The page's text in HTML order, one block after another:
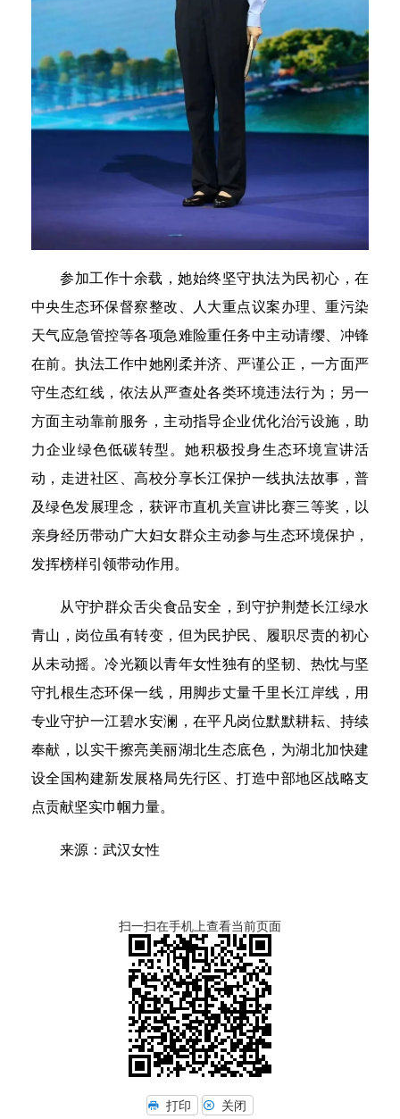
参加工作十余载，她始终坚守执法为民初心，在
中央生态环保督察整改、人大重点议案办理、重污染
天气应急管控等各项急难险重任务中主动请缨、冲锋
在前。执法工作中她刚柔并济、严谨公正，一方面严
守生态红线，依法从严查处各类环境违法行为；另一
方面主动靠前服务，主动指导企业优化治污设施，助
力企业绿色低碳转型。她积极投身生态环境宣讲活
动，走进社区、高校分享长江保护一线执法故事，普
及绿色发展理念，获评市直机关宣讲比赛三等奖，以
亲身经历带动广大妇女群众主动参与生态环境保护，
发挥榜样引领带动作用。
从守护群众舌尖食品安全，到守护荆楚长江绿水
青山，岗位虽有转变，但为民护民、履职尽责的初心
从未动摇。冷光颖以青年女性独有的坚韧、热忱与坚
守扎根生态环保一线，用脚步丈量千里长江岸线，用
专业守护一江碧水安澜，在平凡岗位默默耕耘、持续
奉献，以实干擦亮美丽湖北生态底色，为湖北加快建
设全国构建新发展格局先行区、打造中部地区战略支
点贡献坚实巾帼力量。
来源：武汉女性
扫一扫在手机上查看当前页面
打印 关闭